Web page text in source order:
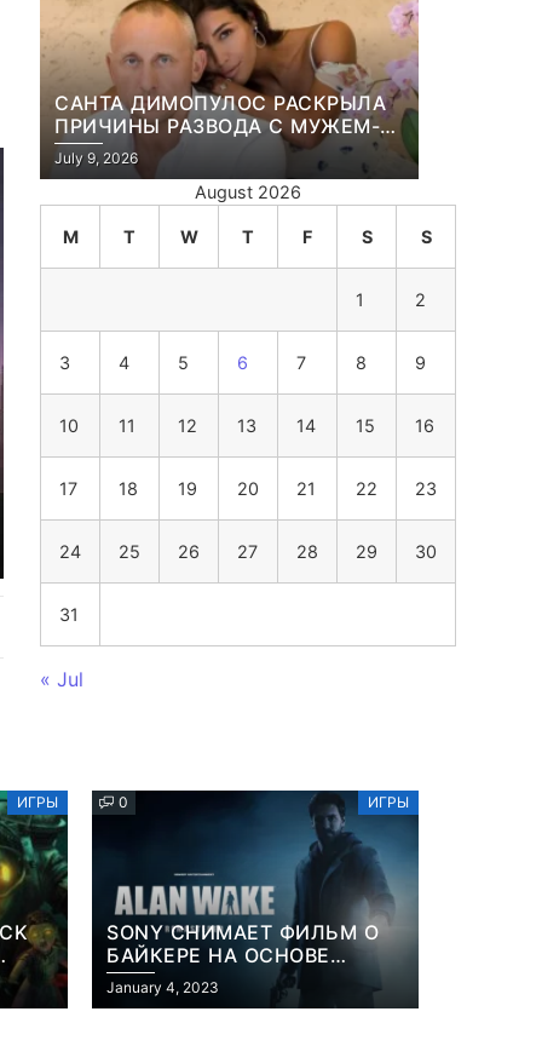
САНТА ДИМОПУЛОС РАСКРЫЛА
ПРИЧИНЫ РАЗВОДА С МУЖЕМ-
БИЗНЕСМЕНОМ
July 9, 2026
August 2026
M T W T F S S
1 2
3 4 5 6 7 8 9
10 11 12 13 14 15 16
17 18 19 20 21 22 23
24 25 26 27 28 29 30
31
« Jul
ИГРЫ 0 ИГРЫ
SONY СНИМАЕТ ФИЛЬМ О
БАЙКЕРЕ НА ОСНОВЕ
ИЗВЕСТНОЙ ВИДЕОИГРЫ
January 4, 2023